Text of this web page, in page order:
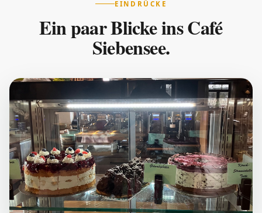
EINDRÜCKE
Ein paar Blicke ins Café
Siebensee.